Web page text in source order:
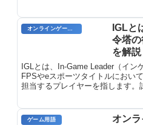
IGLと
令塔
を解説
IGLとは、In-Game Leader（イン
FPSやeスポーツタイトルにおい
担当するプレイヤーを指します。
ゲーム用語
オン